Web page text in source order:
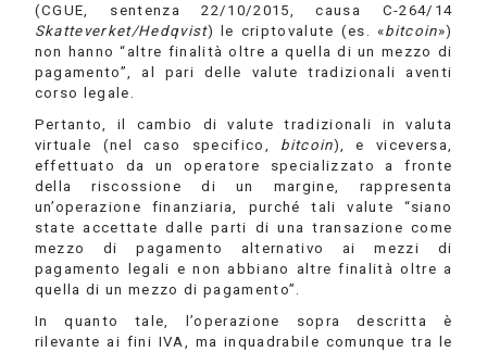
(CGUE, sentenza 22/10/2015, causa C-264/14
Skatteverket/Hedqvist) le criptovalute (es. «bitcoin»)
non hanno “altre finalità oltre a quella di un mezzo di
pagamento”, al pari delle valute tradizionali aventi
corso legale.
Pertanto, il cambio di valute tradizionali in valuta
virtuale (nel caso specifico, bitcoin), e viceversa,
effettuato da un operatore specializzato a fronte
della riscossione di un margine, rappresenta
un’operazione finanziaria, purché tali valute “siano
state accettate dalle parti di una transazione come
mezzo di pagamento alternativo ai mezzi di
pagamento legali e non abbiano altre finalità oltre a
quella di un mezzo di pagamento”.
In quanto tale, l’operazione sopra descritta è
rilevante ai fini IVA, ma inquadrabile comunque tra le